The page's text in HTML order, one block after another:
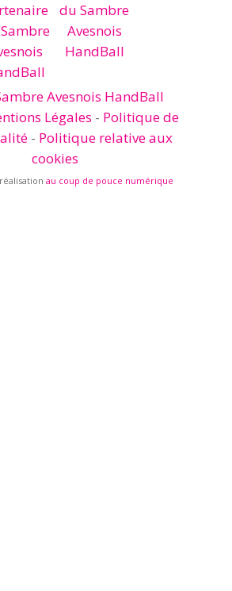
Avesnois HandBall
Légales - Politique de
- Politique relative aux
cookies
au coup de pouce numérique